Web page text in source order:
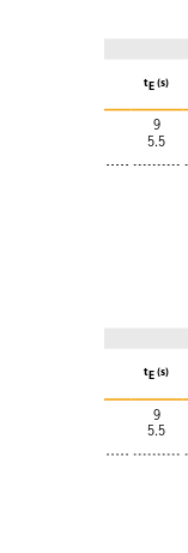
9
5.5
9
5.5
t E(s)
t E(s)